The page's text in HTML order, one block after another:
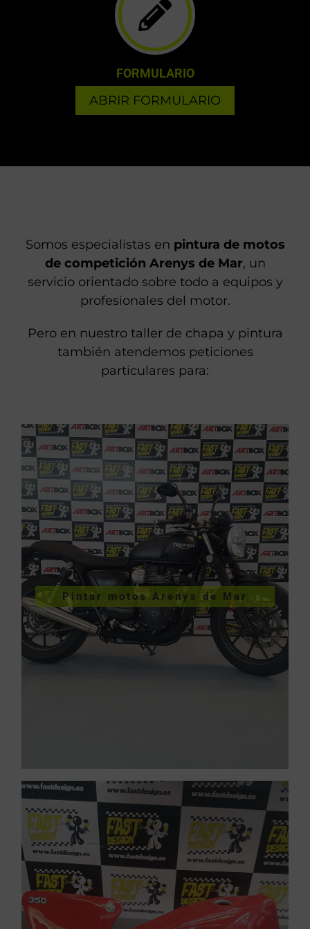
FORMULARIO
ABRIR FORMULARIO
Somos especialistas en pintura de motos
de competición Arenys de Mar, un
servicio orientado sobre todo a equipos y
profesionales del motor.
Pero en nuestro taller de chapa y pintura
también atendemos peticiones
particulares para:
Pintar motos Arenys de Mar
Pintar motos Arenys de
Mar
VER PINTURA DE MOTOS
VER PINTURA DE CARENADOS